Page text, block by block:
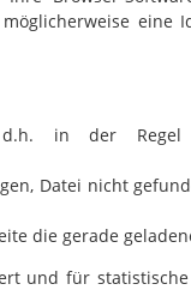
eine
d.h. in der
Datei nicht
die gerade
und für